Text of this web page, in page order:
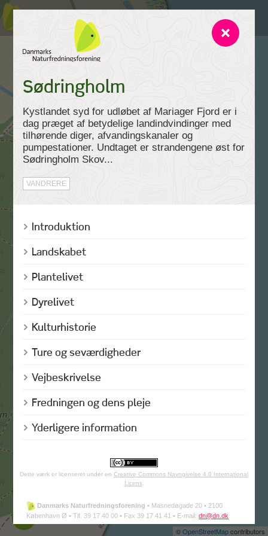
©OpenStreetMapcontributors
Sødringholm
Kystlandet syd for udløbet af Mariager Fjord er i
dag præget af betydelige landindvindinger med
tilhørende diger, afvandingskanaler og
pumpestationer. Undtaget er strandengene øst for
Sødringholm Skov...
VANDRERE
Introduktion
Landskabet
Plantelivet
Dyrelivet
Kulturhistorie
Ture og seværdigheder
Vejbeskrivelse
Fredningen og dens pleje
Yderligere information
Dette værk er licenseret under en Creative Commons Navngivelse 4.0 International
Licens.
Danmarks Naturfredningsforening • Masnedøgade 20 • 2100
København Ø • Tlf. 39 17 40 00 • Fax 39 17 41 41 • E-mail:dn@dn.dk